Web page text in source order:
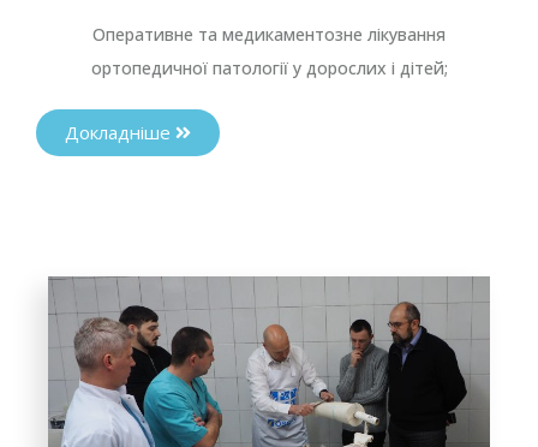
Оперативне та медикаментозне лікування
ортопедичної патології у дорослих і дітей;
Докладніше